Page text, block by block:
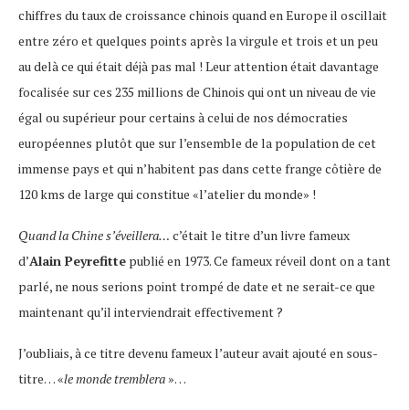
chiffres du taux de croissance chinois quand en Europe il oscillait
entre zéro et quelques points après la virgule et trois et un peu
au delà ce qui était déjà pas mal ! Leur attention était davantage
focalisée sur ces 235 millions de Chinois qui ont un niveau de vie
égal ou supérieur pour certains à celui de nos démocraties
européennes plutôt que sur l’ensemble de la population de cet
immense pays et qui n’habitent pas dans cette frange côtière de
120 kms de large qui constitue «l’atelier du monde» !
Quand la Chine s’éveillera… c’était le titre d’un livre fameux
d’Alain Peyrefitte publié en 1973. Ce fameux réveil dont on a tant
parlé, ne nous serions point trompé de date et ne serait-ce que
maintenant qu’il interviendrait effectivement ?
J’oubliais, à ce titre devenu fameux l’auteur avait ajouté en sous-
titre… «le monde tremblera »…